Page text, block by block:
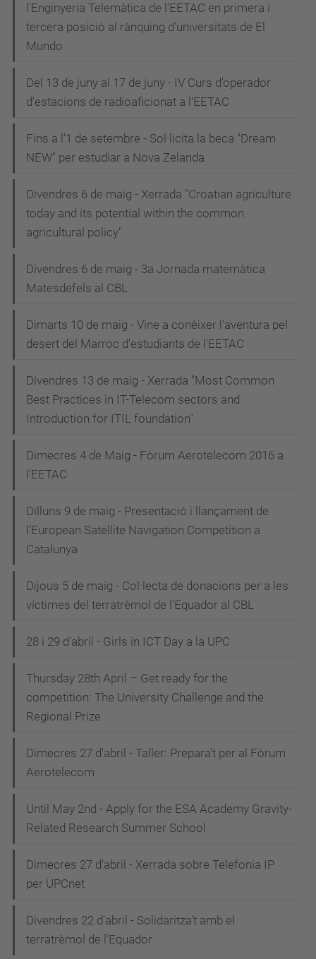
l'Enginyeria Telemàtica de l'EETAC en primera i
tercera posició al rànquing d'universitats de El
Mundo
Del 13 de juny al 17 de juny - IV Curs d'operador
d'estacions de radioaficionat a l'EETAC
Fins a l'1 de setembre - Sol·licita la beca "Dream
NEW" per estudiar a Nova Zelanda
Divendres 6 de maig - Xerrada "Croatian agriculture
today and its potential within the common
agricultural policy"
Divendres 6 de maig - 3a Jornada matemàtica
Matesdefels al CBL
Dimarts 10 de maig - Vine a conèixer l'aventura pel
desert del Marroc d'estudiants de l'EETAC
Divendres 13 de maig - Xerrada "Most Common
Best Practices in IT-Telecom sectors and
Introduction for ITIL foundation"
Dimecres 4 de Maig - Fòrum Aerotelecom 2016 a
l'EETAC
Dilluns 9 de maig - Presentació i llançament de
l’European Satellite Navigation Competition a
Catalunya
Dijous 5 de maig - Col·lecta de donacions per a les
víctimes del terratrèmol de l'Equador al CBL
28 i 29 d'abril - Girls in ICT Day a la UPC
Thursday 28th April – Get ready for the
competition: The University Challenge and the
Regional Prize
Dimecres 27 d'abril - Taller: Prepara't per al Fòrum
Aerotelecom
Until May 2nd - Apply for the ESA Academy Gravity-
Related Research Summer School
Dimecres 27 d'abril - Xerrada sobre Telefonia IP
per UPCnet
Divendres 22 d'abril - Solidaritza't amb el
terratrèmol de l'Equador